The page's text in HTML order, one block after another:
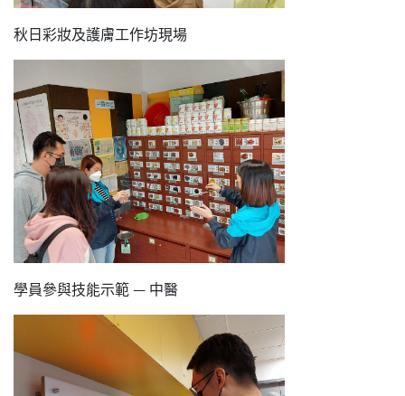
秋日彩妝及護膚工作坊現場
學員參與技能示範 — 中醫